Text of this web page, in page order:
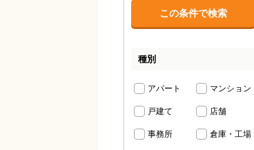
種別
アパート マンション
戸建て 店舗
事務所 倉庫・工場